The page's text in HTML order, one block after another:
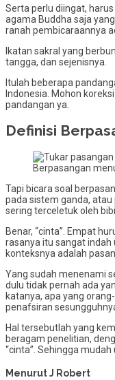
Serta perlu diingat,
agama Buddha saja
ranah pembicaraannya
Ikatan sakral yang
tangga, dan sejenisnya.
Itulah beberapa
Indonesia. Mohon
pandangan ya.
Definisi
Berpasangan
Tapi bicara soal
pada sistem ganda,
sering terceletuk oleh
Benar, “cinta”. Empat
rasanya itu sangat indah
konteksnya adalah
Yang sudah menenami
dulu tidak pernah ada
katanya, apa yang
penafsiran
Hal tersebutlah yang
beragam penelitian,
“cinta”. Sehingga
Menurut J Robert